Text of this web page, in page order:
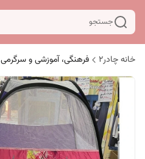
جستجو
خانه چادر۲ فرهنگی، آموزشی و سرگرمی